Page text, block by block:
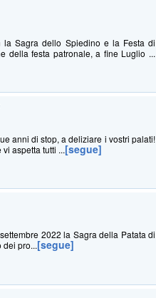
Sagra dello Spiedino e la Festa di
della festa patronale, a fine Luglio ...
anni di stop, a deliziare i vostri palati!
aspetta tutti ...[segue]
2022 la Sagra della Patata di
pro...[segue]